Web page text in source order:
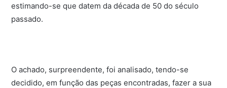
estimando-se que datem da década de 50 do século
passado.
O achado, surpreendente, foi analisado, tendo-se
decidido, em função das peças encontradas, fazer a sua